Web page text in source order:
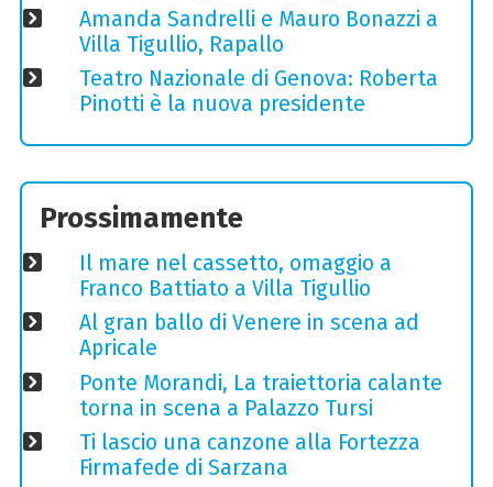
Amanda Sandrelli e Mauro Bonazzi a
Villa Tigullio, Rapallo
Teatro Nazionale di Genova: Roberta
Pinotti è la nuova presidente
Prossimamente
Il mare nel cassetto, omaggio a
Franco Battiato a Villa Tigullio
Al gran ballo di Venere in scena ad
Apricale
Ponte Morandi, La traiettoria calante
torna in scena a Palazzo Tursi
Ti lascio una canzone alla Fortezza
Firmafede di Sarzana